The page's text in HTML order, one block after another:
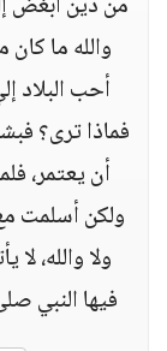
والله ما
أحب البلاد
فماذا ترى؟
أن يعتمر،
ولكن أسلمت
ولا والله،
فيها النبي